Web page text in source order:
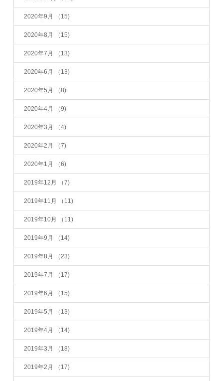
2020年9月 （15)
2020年8月 （15)
2020年7月 （13)
2020年6月 （13)
2020年5月 （8)
2020年4月 （9)
2020年3月 （4)
2020年2月 （7)
2020年1月 （6)
2019年12月 （7)
2019年11月 （11)
2019年10月 （11)
2019年9月 （14)
2019年8月 （23)
2019年7月 （17)
2019年6月 （15)
2019年5月 （13)
2019年4月 （14)
2019年3月 （18)
2019年2月 （17)